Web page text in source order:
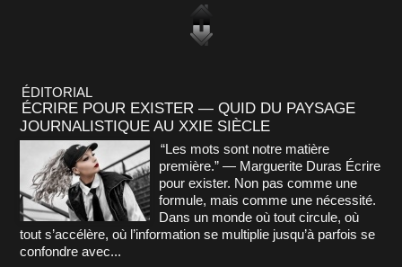
ÉDITORIAL
ÉCRIRE POUR EXISTER — QUID DU PAYSAGE
JOURNALISTIQUE AU XXIE SIÈCLE
“Les mots sont notre matière
première.” — Marguerite Duras Écrire
pour exister. Non pas comme une
formule, mais comme une nécessité.
Dans un monde où tout circule, où
tout s’accélère, où l’information se multiplie jusqu’à parfois se
confondre avec...